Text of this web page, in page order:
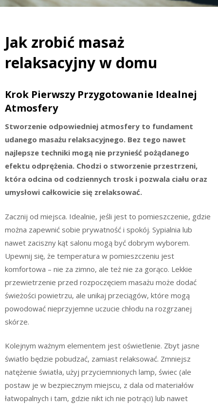
Jak zrobić masaż
relaksacyjny w domu
Krok Pierwszy Przygotowanie Idealnej
Atmosfery
Stworzenie odpowiedniej atmosfery to fundament
udanego masażu relaksacyjnego. Bez tego nawet
najlepsze techniki mogą nie przynieść pożądanego
efektu odprężenia. Chodzi o stworzenie przestrzeni,
która odcina od codziennych trosk i pozwala ciału oraz
umysłowi całkowicie się zrelaksować.
Zacznij od miejsca. Idealnie, jeśli jest to pomieszczenie, gdzie
można zapewnić sobie prywatność i spokój. Sypialnia lub
nawet zaciszny kąt salonu mogą być dobrym wyborem.
Upewnij się, że temperatura w pomieszczeniu jest
komfortowa – nie za zimno, ale też nie za gorąco. Lekkie
przewietrzenie przed rozpoczęciem masażu może dodać
świeżości powietrzu, ale unikaj przeciągów, które mogą
powodować nieprzyjemne uczucie chłodu na rozgrzanej
skórze.
Kolejnym ważnym elementem jest oświetlenie. Zbyt jasne
światło będzie pobudzać, zamiast relaksować. Zmniejsz
natężenie światła, użyj przyciemnionych lamp, świec (ale
postaw je w bezpiecznym miejscu, z dala od materiałów
łatwopalnych i tam, gdzie nikt ich nie potrąci) lub nawet